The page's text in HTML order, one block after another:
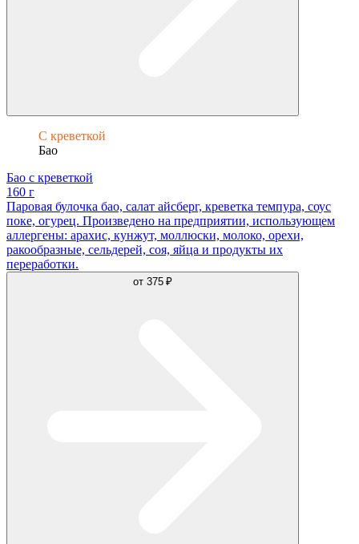
С креветкой
Бао
Бао с креветкой
160 г
Паровая булочка бао, салат айсберг, креветка темпура, соус
поке, огурец. Произведено на предприятии, использующем
аллергены: арахис, кунжут, моллюски, молоко, орехи,
ракообразные, сельдерей, соя, яйца и продукты их
переработки.
от 375 ₽